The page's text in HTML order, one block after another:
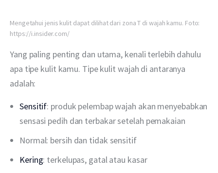
Mengetahui jenis kulit dapat dilihat dari zona T di wajah kamu. Foto:
https://i.insider.com/
Yang paling penting dan utama, kenali terlebih dahulu
apa tipe kulit kamu. Tipe kulit wajah di antaranya
adalah:
Sensitif: produk pelembap wajah akan menyebabkan
sensasi pedih dan terbakar setelah pemakaian
Normal: bersih dan tidak sensitif
Kering: terkelupas, gatal atau kasar